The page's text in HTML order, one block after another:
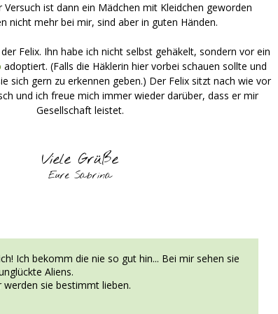
Versuch ist dann ein Mädchen mit Kleidchen geworden
nicht mehr bei mir, sind aber in guten Händen.
Felix. Ihn habe ich nicht selbst gehäkelt, sondern vor ein
adoptiert. (Falls die Häklerin hier vorbei schauen sollte und
sich gern zu erkennen geben.) Der Felix sitzt nach wie vor
und ich freue mich immer wieder darüber, dass er mir
Gesellschaft leistet.
Viele Grüße
Eure Sabrina
Ich bekomm die nie so gut hin... Bei mir sehen sie
Aliens.
werden sie bestimmt lieben.